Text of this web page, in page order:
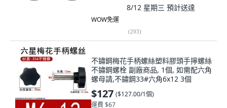
8/12 星期三 預計送達
WOW免運
(203)
不鏽鋼梅花手柄螺絲塑料膠頭手擰螺絲
不鏽鋼螺栓 副廠商品, 1個, 如需配六角
螺母請,不鏽鋼33#六角6x12 3個
$127 ($127.00/1個)
運費 $67